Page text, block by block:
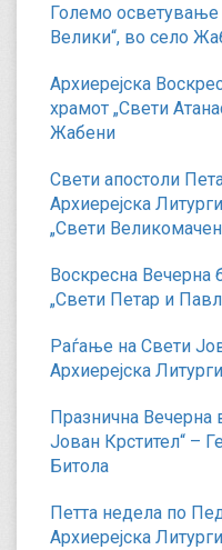
Големо осветување
Велики“, во село
Архиерејска
храмот „Свети
Жабени
Свети апостоли
Архиерејска
„Свети
Воскресна Вечерна
„Свети Петар и
Раѓање на Свети
Архиерејска
Празнична Вечерна
Јован Крстител“ –
Битола
Петта недела по
Архиерејска